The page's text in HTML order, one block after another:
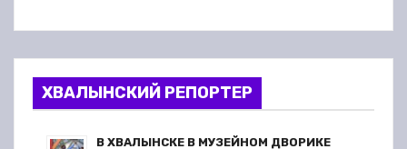
ХВАЛЫНСКИЙ РЕПОРТЕР
В ХВАЛЫНСКЕ В МУЗЕЙНОМ ДВОРИКЕ